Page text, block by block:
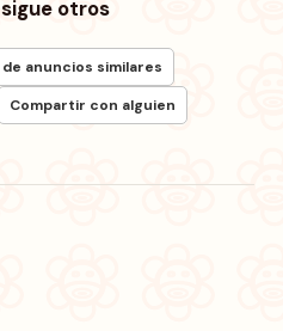
otros
de anuncios similares
Compartir con alguien